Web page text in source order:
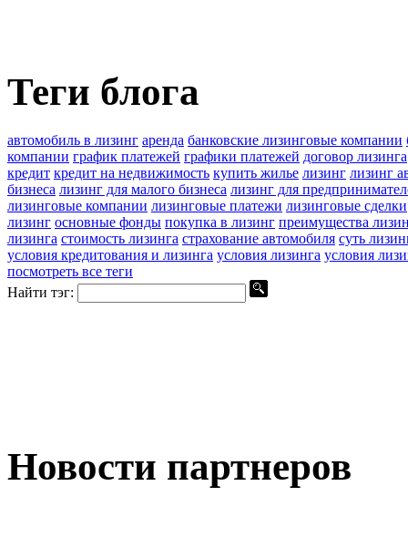
Теги блога
автомобиль в лизинг аренда банковские лизинговые компании
компании график платежей графики платежей договор лизинга
кредит кредит на недвижимость купить жилье лизинг лизинг
бизнеса лизинг для малого бизнеса лизинг для
лизинговые компании лизинговые платежи лизинговые сделки
лизинг основные фонды покупка в лизинг преимущества
лизинга стоимость лизинга страхование автомобиля суть
условия кредитования и лизинга условия лизинга условия
посмотреть все теги
Найти тэг:
Новости партнеров